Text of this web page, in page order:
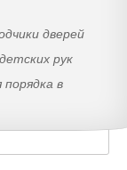
дверей
рук
в